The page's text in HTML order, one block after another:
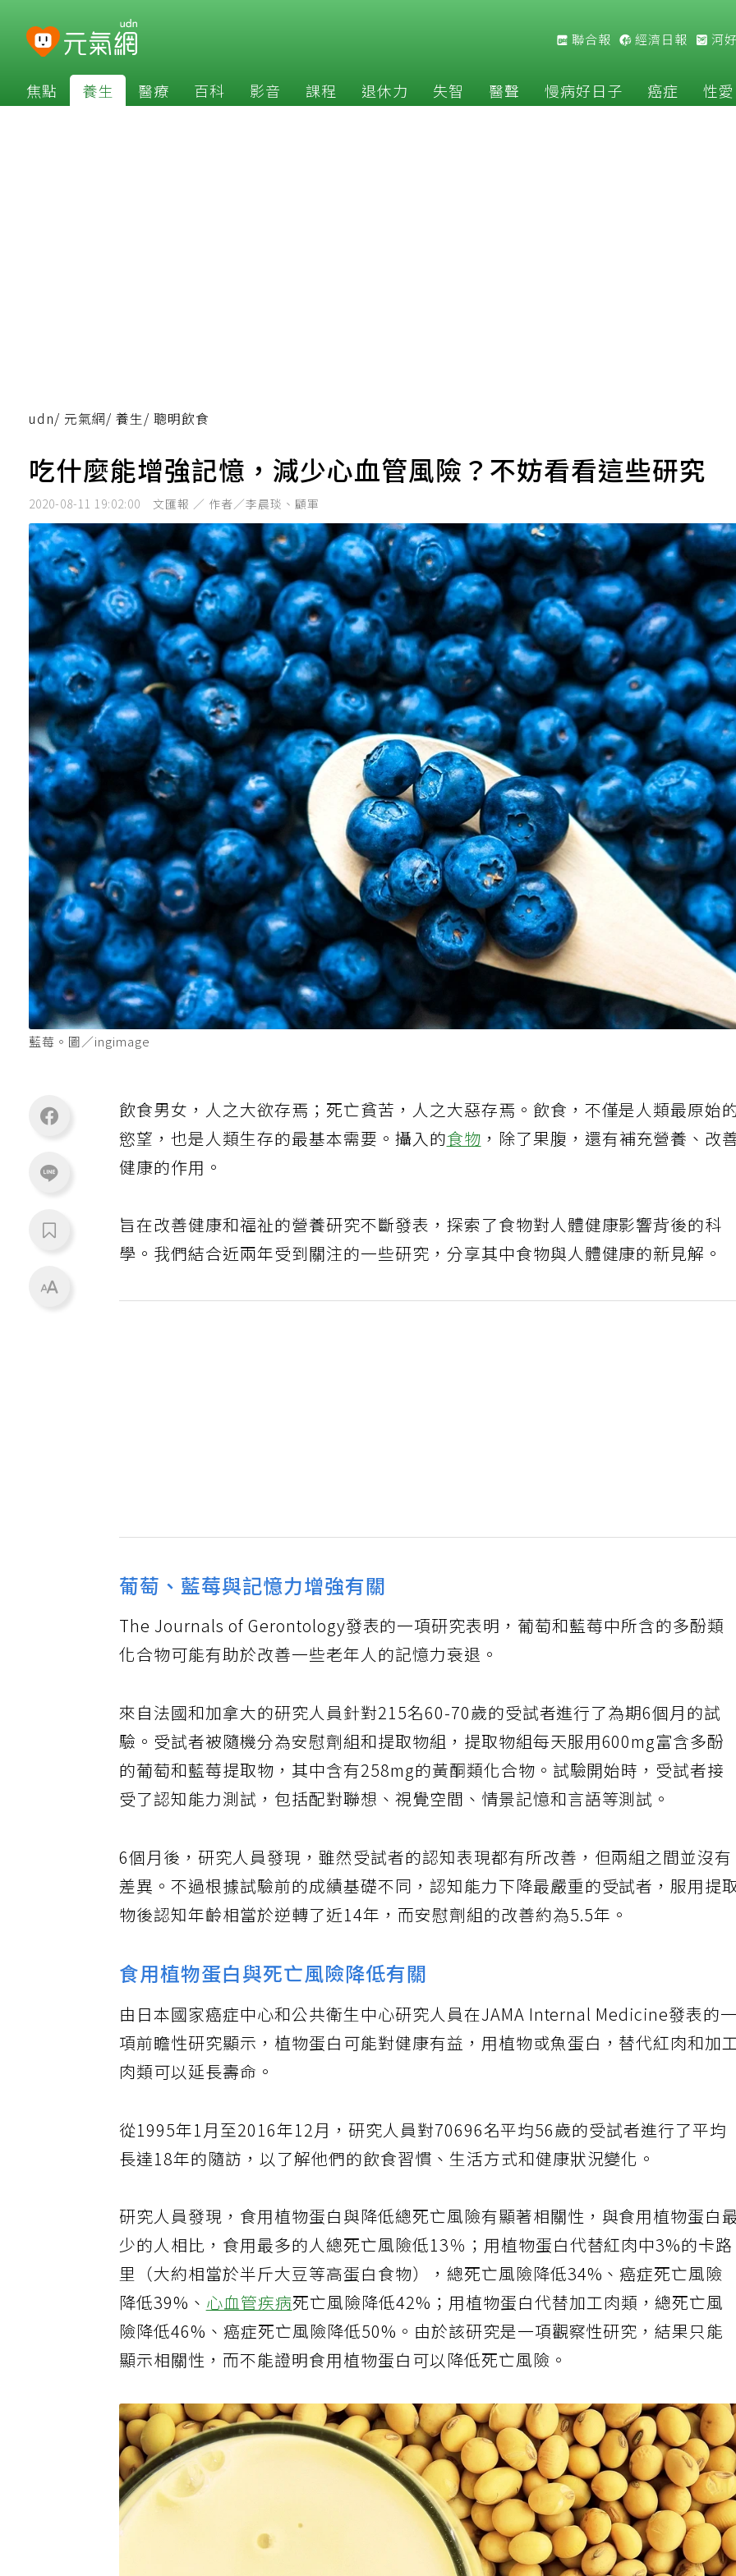
聯合報 經濟日報 河
焦點 養生 醫療 百科 影音 課程 退休力 失智 醫聲 慢病好日子 癌症 性愛
udn/ 元氣網/ 養生/ 聰明飲食
吃什麼能增強記憶，減少心血管風險？不妨看看這些研究
2020-08-11 19:02:00 文匯報 ／ 作者／李晨琰、顧軍
藍莓。圖／ingimage
飲食男女，人之大欲存焉；死亡貧苦，人之大惡存焉。飲食，不僅是人類最原始
慾望，也是人類生存的最基本需要。攝入的食物 ，除了果腹，還有補充營養、改
健康的作用。
旨在改善健康和福祉的營養研究不斷發表，探索了食物對人體健康影響背後的科
學。我們結合近兩年受到關注的一些研究，分享其中食物與人體健康的新見解。
葡萄、藍莓與記憶力增強有關
The Journals of Gerontology發表的一項研究表明，葡萄和藍莓中所含的多酚類
化合物可能有助於改善一些老年人的記憶力衰退。
來自法國和加拿大的研究人員針對215名60-70歲的受試者進行了為期6個月的試
驗。受試者被隨機分為安慰劑組和提取物組，提取物組每天服用600mg富含多酚
的葡萄和藍莓提取物，其中含有258mg的黃酮類化合物。試驗開始時，受試者接
受了認知能力測試，包括配對聯想、視覺空間、情景記憶和言語等測試。
6個月後，研究人員發現，雖然受試者的認知表現都有所改善，但兩組之間並沒有
差異。不過根據試驗前的成績基礎不同，認知能力下降最嚴重的受試者，服用提
物後認知年齡相當於逆轉了近14年，而安慰劑組的改善約為5.5年。
食用植物蛋白與死亡風險降低有關
由日本國家癌症中心和公共衛生中心研究人員在JAMA Internal Medicine發表的
項前瞻性研究顯示，植物蛋白可能對健康有益，用植物或魚蛋白，替代紅肉和加
肉類可以延長壽命。
從1995年1月至2016年12月，研究人員對70696名平均56歲的受試者進行了平均
長達18年的隨訪，以了解他們的飲食習慣、生活方式和健康狀況變化。
研究人員發現，食用植物蛋白與降低總死亡風險有顯著相關性，與食用植物蛋白
少的人相比，食用最多的人總死亡風險低13％；用植物蛋白代替紅肉中3%的卡路
里（大約相當於半斤大豆等高蛋白食物），總死亡風險降低34%、癌症死亡風險
降低39%、心血管疾病死亡風險降低42%；用植物蛋白代替加工肉類，總死亡風
險降低46%、癌症死亡風險降低50%。由於該研究是一項觀察性研究，結果只能
顯示相關性，而不能證明食用植物蛋白可以降低死亡風險。